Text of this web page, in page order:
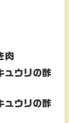
肉
ュウリの酢
ュウリの酢